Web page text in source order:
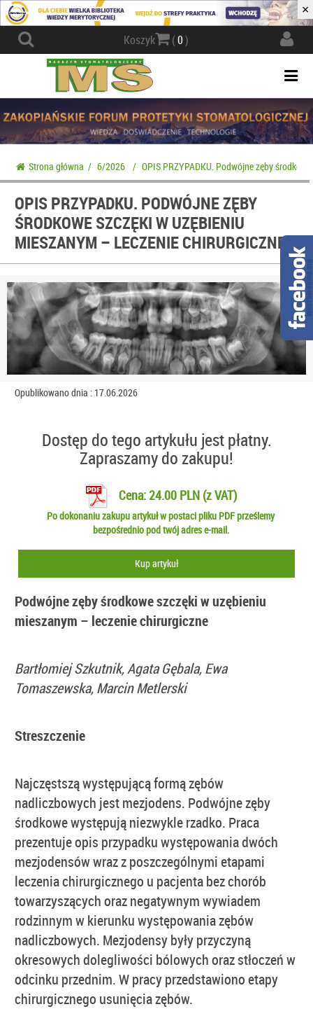
×
Koszyk (0)
Strona główna / 6/2026 / OPIS PRZYPADKU. Podwójne zęby
OPIS PRZYPADKU. PODWÓJNE ZĘBY
ŚRODKOWE SZCZĘKI W UZĘBIENIU
MIESZANYM – LECZENIE CHIRURGICZNE
Opublikowano dnia : 17.06.2026
Dostęp do tego artykułu jest płatny.
Zapraszamy do zakupu!
Cena: 24.00 PLN (z VAT)
Po dokonaniu zakupu artykuł w postaci pliku PDF prześlemy
bezpośrednio pod twój adres e-mail.
Kup artykuł
Podwójne zęby środkowe szczęki w uzębieniu
mieszanym – leczenie chirurgiczne
Bartłomiej Szkutnik, Agata Gębala, Ewa
Tomaszewska, Marcin Metlerski
Streszczenie
Najczęstszą występującą formą zębów
nadliczbowych jest mezjodens. Podwójne zęby
środkowe występują niezwykle rzadko. Praca
prezentuje opis przypadku występowania dwóch
mezjodensów wraz z poszczególnymi etapami
leczenia chirurgicznego u pacjenta bez chorób
towarzyszących oraz negatywnym wywiadem
rodzinnym w kierunku występowania zębów
nadliczbowych. Mezjodensy były przyczyną
okresowych dolegliwości bólowych oraz stłoczeń w
odcinku przednim. W pracy przedstawiono etapy
chirurgicznego usunięcia zębów.